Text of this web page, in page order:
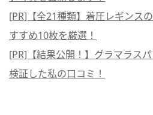
[PR]【全21種類】着圧レギンス
すすめ10枚を厳選！
[PR]【結果公開！】グラマラス
検証した私の口コミ！